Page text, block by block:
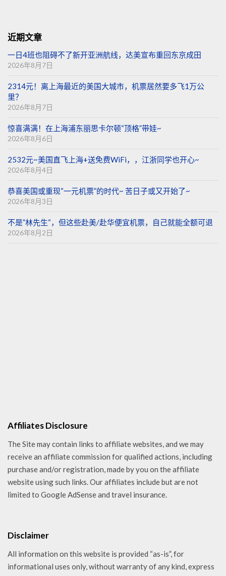
近期文章
一日4班也阻碍不了新开亚洲航线，达美宣布重回东京成田
2026年8月7日
2314元！离上海最近的美国大城市，机票居然要多飞1万公
里？
2026年8月7日
惊喜满满！在上海浦东丽思卡尔顿“顶格”带娃~
2026年8月6日
2532元~美国直飞上海+送免费WiFi，，江浙同学也开心~
2026年8月4日
恭喜美国或重现“一元机票”的时代~ 苦日子或又开始了~
2026年8月3日
不是”林先生“，但这些赴美/赴华便宜机票，自己就能全额可退
2026年8月2日
Affiliates Disclosure
The Site may contain links to affiliate websites, and we may
receive an affiliate commission for qualified actions, including
purchase and/or registration, made by you on the affiliate
website using such links. Our affiliates include but are not
limited to Google AdSense and travel insurance.
Disclaimer
All information on this website is provided “as-is”, for
informational uses only, without warranty of any kind, express